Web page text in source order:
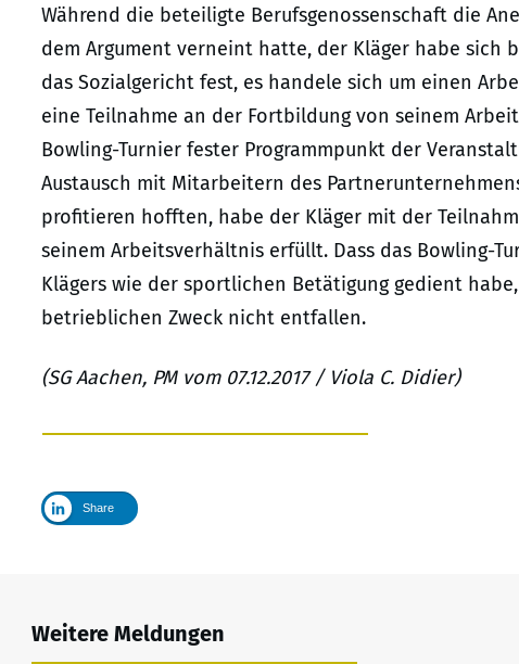
Während die beteiligte Berufsgenossenschaft die
dem Argument verneint hatte, der Kläger habe sich
das Sozialgericht fest, es handele sich um einen
eine Teilnahme an der Fortbildung von seinem
Bowling-Turnier fester Programmpunkt der
Austausch mit Mitarbeitern des
profitieren hofften, habe der Kläger mit der
seinem Arbeitsverhältnis erfüllt. Dass das Bowling-
Klägers wie der sportlichen Betätigung gedient
betrieblichen Zweck nicht entfallen.
(SG Aachen, PM vom 07.12.2017 / Viola C. Didier)
Share
Weitere Meldungen